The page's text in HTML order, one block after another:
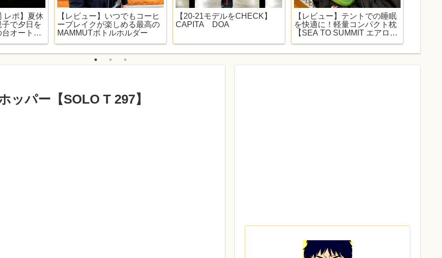
レポ】夏休
で夕日を
オートキ
【レビュー】いつでもコーヒ
ーブレイクが楽しめる最高の
MAMMUTボトルホルダー
【20-21モデルをCHECK】
CAPITA DOA
【レビュー】テントでの睡眠
を快適に！軽量コンパクト枕
【SEA TO SUMMIT エアロプ
ッパー【SOLO T 297】